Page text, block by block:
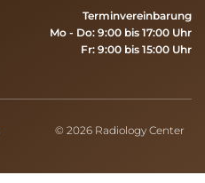
Terminvereinbarung
Mo - Do: 9:00 bis 17:00 Uhr
Fr: 9:00 bis 15:00 Uhr
© 2026 Radiology Center